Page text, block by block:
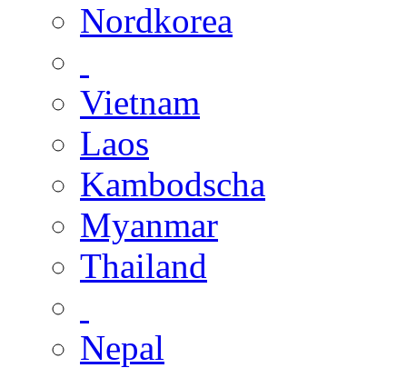
Nordkorea
Vietnam
Laos
Kambodscha
Myanmar
Thailand
Nepal